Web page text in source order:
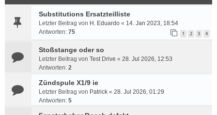
Substitutions Ersatzteilliste
Letzter Beitrag von H. Eduardo « 14. Jan 2023, 18:54
Antworten: 75 1 2 3 4
Stoßstange oder so
Letzter Beitrag von Test Drive « 28. Jul 2026, 12:53
Antworten: 2
Zündspule X1/9 ie
Letzter Beitrag von Patrick « 28. Jul 2026, 01:29
Antworten: 5